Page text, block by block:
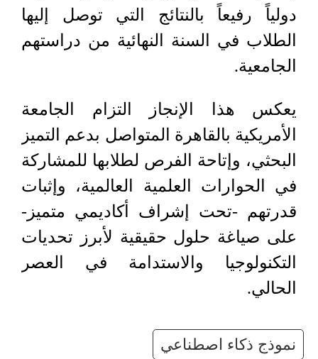
دولياً رفيعاً بالنتائج التي توصل إليها
الطلاب في السنة النهائية من دراستهم
الجامعية.
يعكس هذا الإنجاز التزام الجامعة
الأمريكية بالقاهرة المتواصل بدعم التميز
البحثي، وإتاحة الفرص لطلابها للمشاركة
في الحوارات العلمية العالمية، وإثبات
قدرتهم -تحت إشراف أكاديمي متميز-
على صياغة حلول حقيقية لأبرز تحديات
التكنولوجيا والاستدامة في العصر
الحالي.
نموذج ذكاء اصطناعي